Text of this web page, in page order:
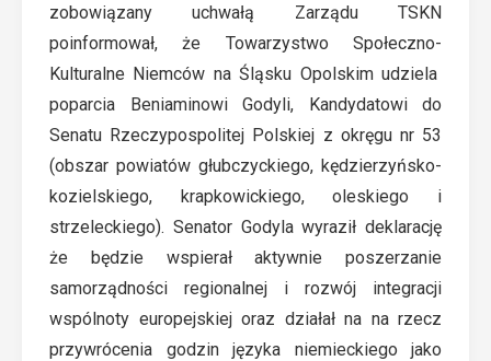
zobowiązany uchwałą Zarządu TSKN
poinformował, że Towarzystwo Społeczno-
Kulturalne Niemców na Śląsku Opolskim udziela
poparcia Beniaminowi Godyli, Kandydatowi do
Senatu Rzeczypospolitej Polskiej z okręgu nr 53
(obszar powiatów głubczyckiego, kędzierzyńsko-
kozielskiego, krapkowickiego, oleskiego i
strzeleckiego). Senator Godyla wyraził deklarację
że będzie wspierał aktywnie poszerzanie
samorządności regionalnej i rozwój integracji
wspólnoty europejskiej oraz działał na na rzecz
przywrócenia godzin języka niemieckiego jako